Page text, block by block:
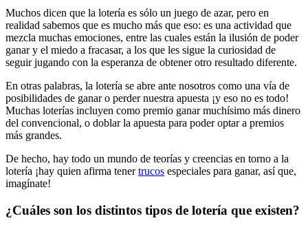
Muchos dicen que la lotería es sólo un juego de azar, pero en
realidad sabemos que es mucho más que eso: es una actividad que
mezcla muchas emociones, entre las cuales están la ilusión de poder
ganar y el miedo a fracasar, a los que les sigue la curiosidad de
seguir jugando con la esperanza de obtener otro resultado diferente.
En otras palabras, la lotería se abre ante nosotros como una vía de
posibilidades de ganar o perder nuestra apuesta ¡y eso no es todo!
Muchas loterías incluyen como premio ganar muchísimo más dinero
del convencional, o doblar la apuesta para poder optar a premios
más grandes.
De hecho, hay todo un mundo de teorías y creencias en torno a la
lotería ¡hay quien afirma tenertrucos especiales para ganar, así que,
imagínate!
¿Cuáles son los distintos tipos de lotería que existen?